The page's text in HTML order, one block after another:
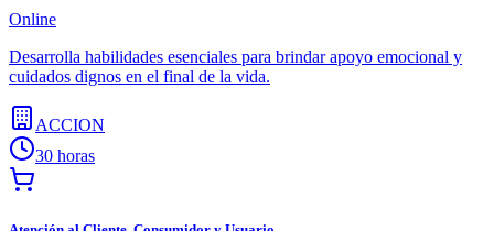
Online
Desarrolla habilidades esenciales para brindar apoyo emocional y
cuidados dignos en el final de la vida.
ACCION
30 horas